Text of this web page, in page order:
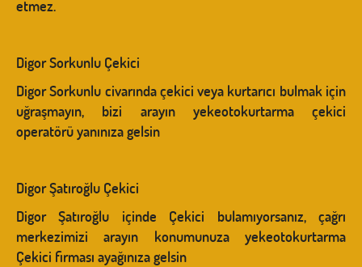
etmez.
Digor Sorkunlu Çekici
Digor Sorkunlu civarında çekici veya kurtarıcı bulmak için
uğraşmayın, bizi arayın yekeotokurtarma çekici
operatörü yanınıza gelsin
Digor Şatıroğlu Çekici
Digor Şatıroğlu içinde Çekici bulamıyorsanız, çağrı
merkezimizi arayın konumunuza yekeotokurtarma
Çekici firması ayağınıza gelsin